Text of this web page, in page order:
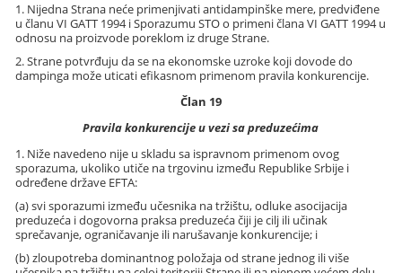
1. Nijedna Strana neće primenjivati antidampinške mere, predviđene
u članu VI GATT 1994 i Sporazumu STO o primeni člana VI GATT 1994 u
odnosu na proizvode poreklom iz druge Strane.
2. Strane potvrđuju da se na ekonomske uzroke koji dovode do
dampinga može uticati efikasnom primenom pravila konkurencije.
Član 19
Pravila konkurencije u vezi sa preduzećima
1. Niže navedeno nije u skladu sa ispravnom primenom ovog
sporazuma, ukoliko utiče na trgovinu između Republike Srbije i
određene države EFTA:
(a) svi sporazumi između učesnika na tržištu, odluke asocijacija
preduzeća i dogovorna praksa preduzeća čiji je cilj ili učinak
sprečavanje, ograničavanje ili narušavanje konkurencije; i
(b) zloupotreba dominantnog položaja od strane jednog ili više